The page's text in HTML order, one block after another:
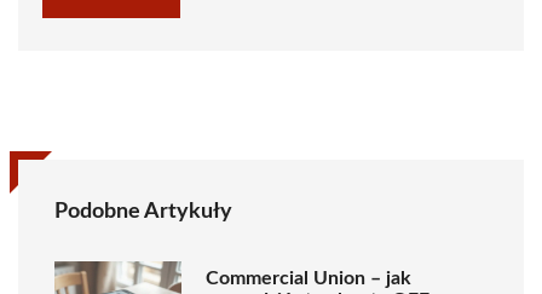
Podobne Artykuły
Commercial Union – jak